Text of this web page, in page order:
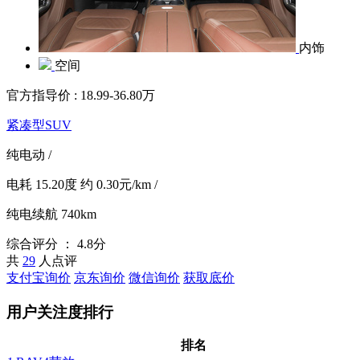
内饰
空间
官方指导价 : 18.99-36.80万
紧凑型SUV
纯电动 /
电耗 15.20度 约 0.30元/km /
纯电续航 740km
综合评分 ：
4.8分
共 29 人点评
支付宝询价 京东询价 微信询价 获取底价
用户关注度排行
排名